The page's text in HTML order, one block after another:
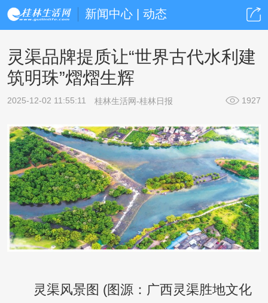
新闻中心 | 动态
灵渠品牌提质让“世界古代水利建
筑明珠”熠熠生辉
2025-12-02 11:55:11 桂林生活网-桂林日报 1927
灵渠风景图 (图源：广西灵渠胜地文化